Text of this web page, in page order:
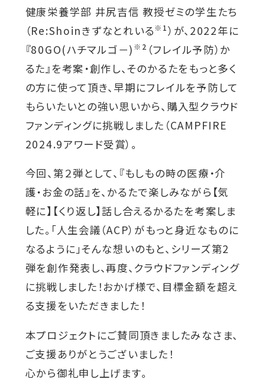
外
部
サ
イ
ト
を
別
ウ
イ
ン
ド
ウ
で
開
き
ま
す
SDGs
社会連携
ニュース
関連機関一覧
外
部
サ
イ
ト
ウ
イ
外
部
健康栄養学部 井尻吉信 教授ゼミの学生たち
（Re:Shoinきずなとれいる※1）が、2022年に
『80GO(ハチマルゴ－) ※2 （フレイル予防）か
るた』を考案・創作し、そのかるたをもっと多く
の方に使って頂き、早期にフレイルを予防して
もらいたいとの強い思いから、購入型クラウド
ファンディングに挑戦しました（CAMPFIRE
2024.9アワード受賞）。
今回、第２弾として、『もしもの時の医療・介
護・お金の話』を、かるたで楽しみながら【気
軽に】【くり返し】話し合えるかるたを考案しま
した。「人生会議（ACP）がもっと身近なものに
なるように」そんな想いのもと、シリーズ第2
弾を創作発表し、再度、クラウドファンディング
に挑戦しました！おかげ様で、目標金額を超え
る支援をいただきました！
本プロジェクトにご賛同頂きましたみなさま、
ご支援ありがとうございました！
心から御礼申し上げます。